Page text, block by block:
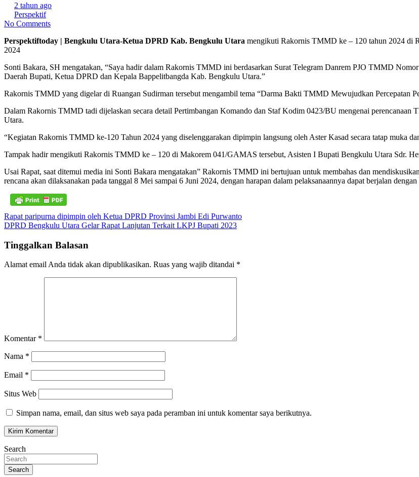
2 tahun ago
Perspektif
No Comments
Perspektiftoday | Bengkulu Utara-Ketua DPRD Kab. Bengkulu Utara mengikuti Rakornis TMMD ke – 120 tahun 2024 di
2024
Sonti Bakara, SH mengatakan, “Saya hadir dalam Rakornis TMMD ini berdasarkan Surat Telegram Danrem PJO TMMD
Daerah Bupati, Ketua DPRD dan Kepala Bappelitbangda Kab. Bengkulu Utara.”
Rakornis TMMD yang digelar di Ruangan Sudirman tersebut mengambil tema “Darma Bakti TMMD Mewujudkan Percepatan
Dalam Rakornis TMMD tadi dijelaskan secara detail Pertimbangan Komando dan Staf Kodim 0423/BU mengenai
Utara.
“Kegiatan Rakornis TMMD ke-120 Tahun 2024 yang diselenggarakan dipimpin langsung oleh Aster Kasad secara tatap muka
Tampak hadir mengikuti Rakornis TMMD ke – 120 di Makorem 041/GAMAS tersebut, Asisten I Bupati Bengkulu Utara Sdr.
Usai Rapat, saat ditemui media ini Sonti Bakara mengatakan” Rakornis TMMD ini bertujuan untuk membahas dan
rencana akan dilaksanakan pada tanggal 8 Mei sampai 6 Juni 2024, dengan harapan dalam pelaksanaannya dapat berjalan
Navigasi
pos
Rapat paripurna dipimpin oleh Ketua DPRD Provinsi Jambi Edi Purwanto
DPRD Bengkulu Utara Gelar Rapat Lanjutan Terkait LKPJ Bupati 2023
Tinggalkan Balasan
Alamat email Anda tidak akan dipublikasikan. Ruas yang wajib ditandai *
Komentar *
Nama *
Email *
Situs Web
Simpan nama, email, dan situs web saya pada peramban ini untuk komentar saya berikutnya.
Search
Search